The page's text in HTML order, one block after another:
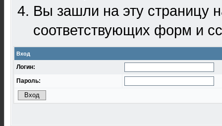
Вы зашли на эту
соответствующих форм и
Вход
Логин:
Пароль: